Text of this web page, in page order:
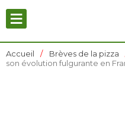
≡
Accueil Brèves de la pizza
son évolution fulgurante en